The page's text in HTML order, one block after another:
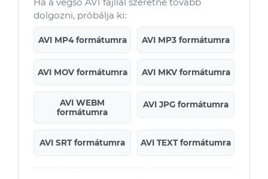
dolgozni, próbálja ki:
AVI MP4 formátumra AVI MP3 formátumra
AVI MOV formátumra AVI MKV formátumra
AVI WEBM
formátumra
AVI JPG formátumra
AVI SRT formátumra AVI TEXT formátumra